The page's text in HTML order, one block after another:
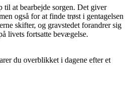
at bearbejde sorgen. Det giver
også for at finde trøst i gentagelsen
skifter, og gravstedet forandrer sig
livets fortsatte bevægelse.
du overblikket i dagene efter et